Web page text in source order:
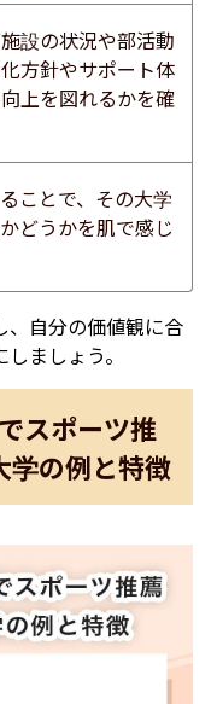
設の状況や部活動
方針やサポート体
上を図れるかを確
ことで、その大学
どうかを肌で感じ
、自分の価値観に合
ましょう。
スポーツ推
学の例と特徴